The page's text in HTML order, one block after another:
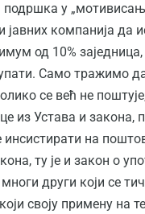
подршка у
јавних компанија да
од 10% заједница,
Само тражимо
се већ не
из Устава и закона,
на
ту је и закон о
други који се
своју примену на